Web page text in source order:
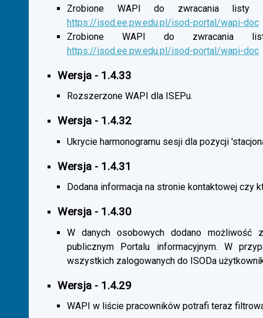
Zrobione WAPI do zwracania listy
https://isod.ee.pw.edu.pl/isod-portal/wapi-doc
Zrobione WAPI do zwracania listy
https://isod.ee.pw.edu.pl/isod-portal/wapi-doc
Wersja - 1.4.33
Rozszerzone WAPI dla ISEPu.
Wersja - 1.4.32
Ukrycie harmonogramu sesji dla pozycji
Wersja - 1.4.31
Dodana informacja na stronie kontaktowej czy
Wersja - 1.4.30
W danych osobowych dodano możliwość
publicznym Portalu informacyjnym. W
wszystkich zalogowanych do ISODa
Wersja - 1.4.29
WAPI w liście pracowników potrafi teraz